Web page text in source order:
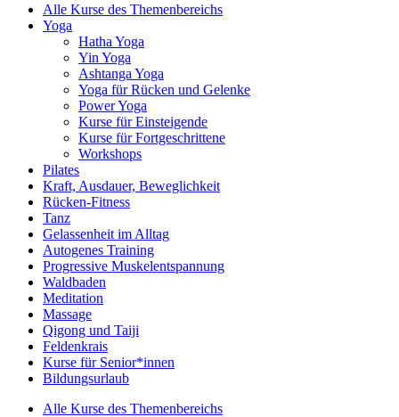
Alle Kurse des Themenbereichs
Yoga
Hatha Yoga
Yin Yoga
Ashtanga Yoga
Yoga für Rücken und Gelenke
Power Yoga
Kurse für Einsteigende
Kurse für Fortgeschrittene
Workshops
Pilates
Kraft, Ausdauer, Beweglichkeit
Rücken-Fitness
Tanz
Gelassenheit im Alltag
Autogenes Training
Progressive Muskelentspannung
Waldbaden
Meditation
Massage
Qigong und Taiji
Feldenkrais
Kurse für Senior*innen
Bildungsurlaub
Alle Kurse des Themenbereichs